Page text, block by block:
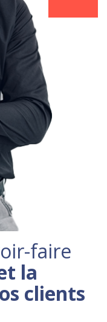
faire
la
clients